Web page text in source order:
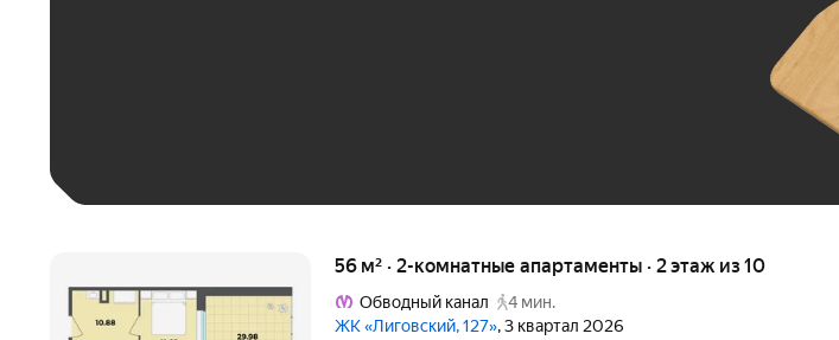
56 м² · 2-комнатные апартаменты · 2 этаж из 10
Обводный канал
4 мин.
ЖК «Лиговский, 127», 3 квартал 2026